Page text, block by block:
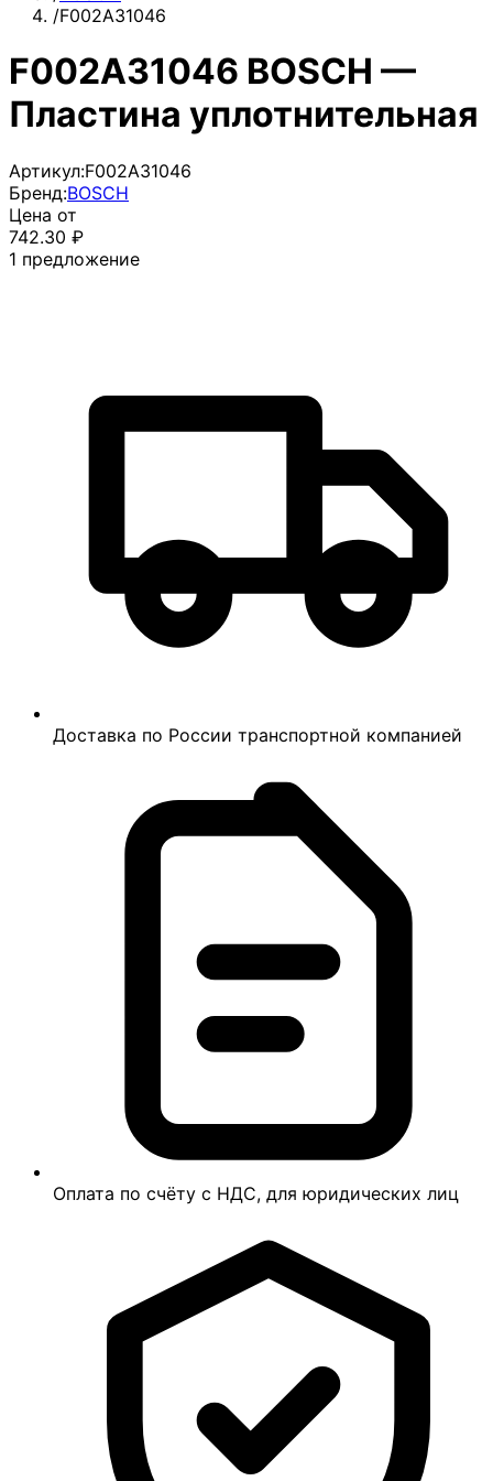
/F002A31046
F002A31046 BOSCH —
Пластина уплотнительная
Артикул:F002A31046
Бренд:BOSCH
Цена от
742.30 ₽
1 предложение
Доставка по России транспортной компанией
Оплата по счёту с НДС, для юридических лиц